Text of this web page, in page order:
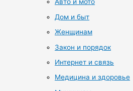
Авто и мото
Дом и быт
Женщинам
Закон и порядок
Интернет и связь
Медицина и здоровье